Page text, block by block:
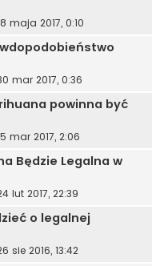
maja 2017, 0:10
mar 2017, 0:36
powinna być
mar 2017, 2:06
Będzie Legalna w
lut 2017, 22:39
o legalnej
sie 2016, 13:42